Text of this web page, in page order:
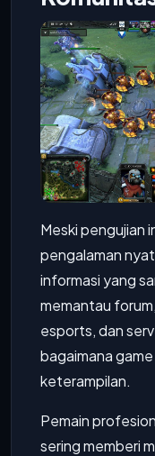
Meski pengujian
pengalaman
informasi yang
memantau
esports, dan
bagaimana
keterampilan.
Pemain
sering memberi